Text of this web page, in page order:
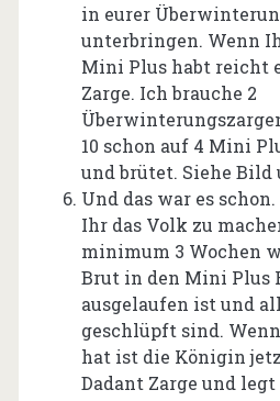
in eurer
unterbringen. Wenn
Mini Plus habt reicht
Zarge. Ich brauche 2
10 schon auf 4 Mini
und brütet. Siehe Bild
Und das war es
Ihr das Volk zu
minimum 3 Wochen
Brut in den Mini Plus
ausgelaufen ist und
geschlüpft sind.
hat ist die Königin
Dadant Zarge und